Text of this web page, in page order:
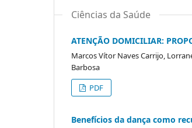
Ciências da Saúde
ATENÇÃO DOMICILIAR:
Marcos Vítor Naves Carrijo,
Barbosa
PDF
Benefícios da dança como